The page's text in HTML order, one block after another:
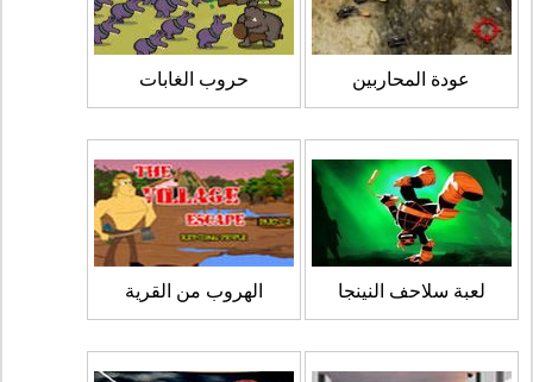
عودة المحاربين حروب الغابات
لعبة سلاحف النينجا الهروب من القرية